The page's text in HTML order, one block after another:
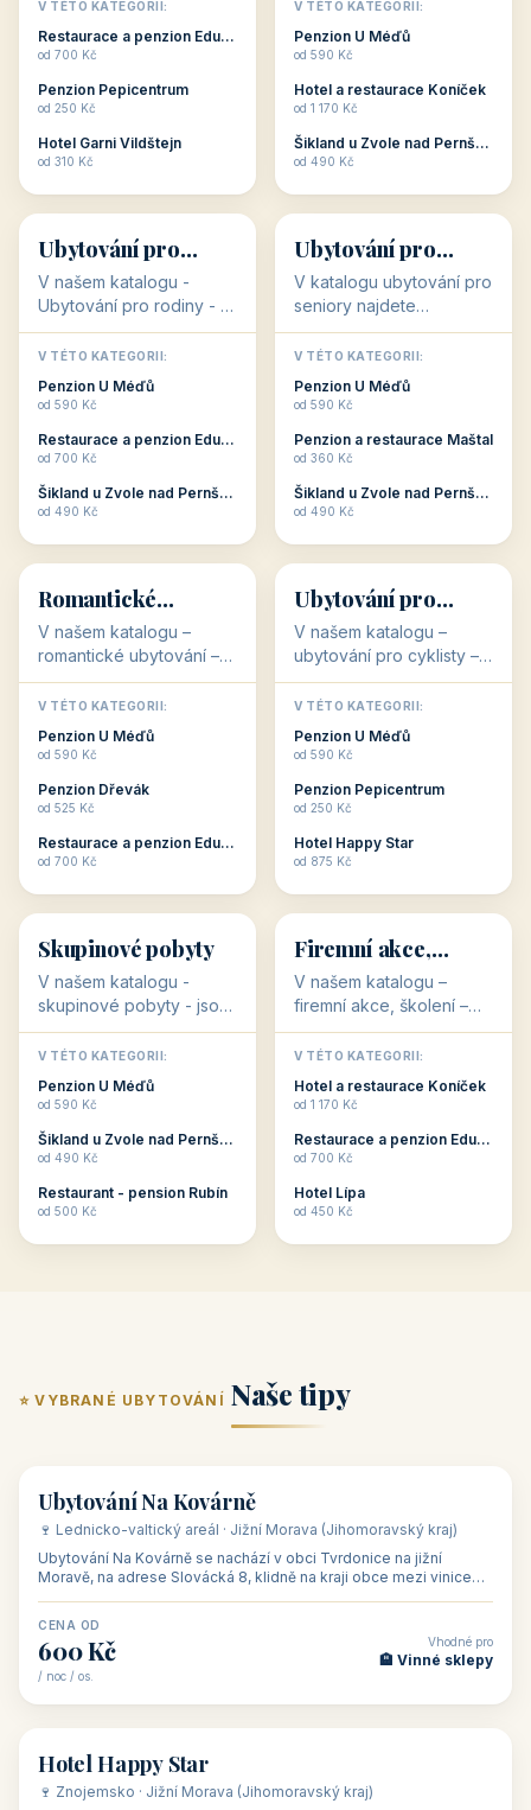
dovolenou přímo
souvisejí. Aktivní
odpočinek jso...
V TÉTO KATEGORII:
Restaurace a penzion Eduard
od 700 Kč
Penzion Pepicentrum
od 250 Kč
Hotel Garni Vildštejn
od 310 Kč
cenově dostupné
ubytování v ČR. Budete
c...
V TÉTO KATEGORII:
Penzion U Méďů
od 590 Kč
Hotel a restaurace Koníček
od 1 170 Kč
Šikland u Zvole nad Pernštejnem
od 490 Kč
👨‍👩‍👧‍👦
👨‍👩‍👧‍👦
34 objektů
Ubytování pro
rodiny
V našem katalogu -
Ubytování pro rodiny -
jsou pro Vás připraveny
objekty, které svojí
polohou či vybaveností,
nabízí klidné ubytování
V TÉTO KATEGORII:
Penzion U Méďů
od 590 Kč
Restaurace a penzion Eduard
od 700 Kč
Šikland u Zvole nad Pernštejnem
od 490 Kč
🧓
🧓
33 objektů
Ubytování pro
seniory
V katalogu ubytování pro
seniory najdete
penziony a hotely, které
jsou přizpůsobeny pro
ubytování klientů vyššího
věku. Některé z nich
V TÉTO KATEGORII:
Penzion U Méďů
od 590 Kč
Penzion a restaurace Maštal
od 360 Kč
Šikland u Zvole nad Pernštejnem
od 490 Kč
💕
💕
Romantické
ubytování
V našem katalogu –
romantické ubytování –
jsou pro Vás připraveny
objekty, které svojí
stavbou, polohou anebo
zaměřením nabízí
Romantické ...
V TÉTO KATEGORII:
Penzion U Méďů
od 590 Kč
Penzion Dřevák
od 525 Kč
Restaurace a penzion Eduard
od 700 Kč
🚴
🚴
32 objektů
Ubytování pro
cyklisty
V našem katalogu –
ubytování pro cyklisty –
jsou pro Vás připraveny
objekty, které jsou na
milovníky cykloturistiky
připraveny. Většinou mají
V TÉTO KATEGORII:
Penzion U Méďů
od 590 Kč
Penzion Pepicentrum
od 250 Kč
Hotel Happy Star
od 875 Kč
👥
👥
32 objektů
Skupinové pobyty
V našem katalogu -
skupinové pobyty - jsou
pro Vás připraveny
objekty, které nabízí
ubytování skupin v
penzionech, hotelích a
Budete překva...
V TÉTO KATEGORII:
Penzion U Méďů
od 590 Kč
Šikland u Zvole nad Pernštejnem
od 490 Kč
Restaurant - pension Rubín
od 500 Kč
💼
💼
31 objektů
Firemní akce,
školení
V našem katalogu –
firemní akce, školení –
jsou pro Vás připraveny
objekty, které mají
zkušenosti pořádat i
menší firemní akce a
ob...
V TÉTO KATEGORII:
Hotel a restaurace Koníček
od 1 170 Kč
Restaurace a penzion Eduard
od 700 Kč
Hotel Lípa
od 450 Kč
⭐ VYBRANÉ UBYTOVÁNÍ Naše tipy
🏡 penzion
Ubytování Na Kovárně
🍷 Lednicko-valtický areál · Jižní Morava (Jihomoravský kraj)
Ubytování Na Kovárně se nachází v obci Tvrdonice na jižní
Moravě, na adrese Slovácká 8, klidně na kraji obce mezi vinicemi,
CENA OD
600 Kč
/ noc / os.
Vhodné pro
🏨 Vinné sklepy
🏨 hotel
Hotel Happy Star
🍷 Znojemsko · Jižní Morava (Jihomoravský kraj)